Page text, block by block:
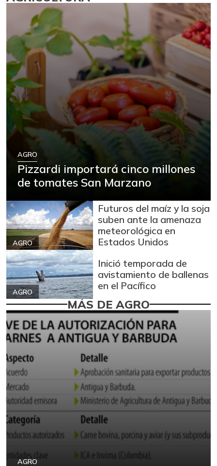
AGRO
Pizzardi importará cinco millones
de tomates San Marzano
AGRO
Futuros del maíz y la soja
suben ante la amenaza
meteorológica en
Estados Unidos
AGRO
Inició temporada de
avistamiento de ballenas
en el Pacífico
MÁS DE AGRO
AGRO